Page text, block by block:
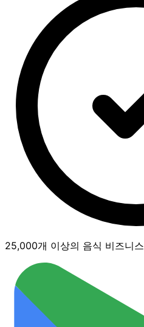
25,000개 이상의 음식 비즈니스